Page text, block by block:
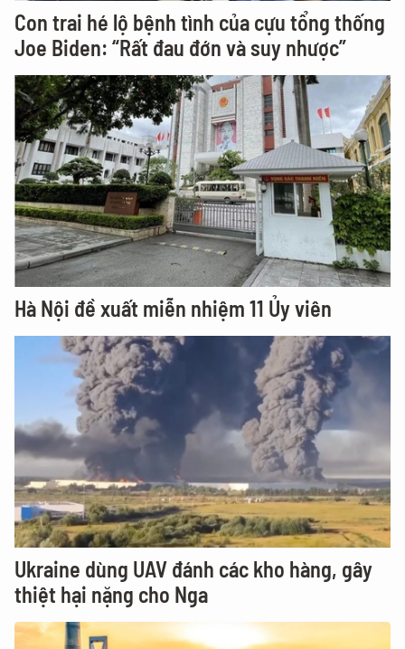
Con trai hé lộ bệnh tình của cựu tổng thống
Joe Biden: “Rất đau đớn và suy nhược”
Hà Nội đề xuất miễn nhiệm 11 Ủy viên
Ukraine dùng UAV đánh các kho hàng, gây
thiệt hại nặng cho Nga